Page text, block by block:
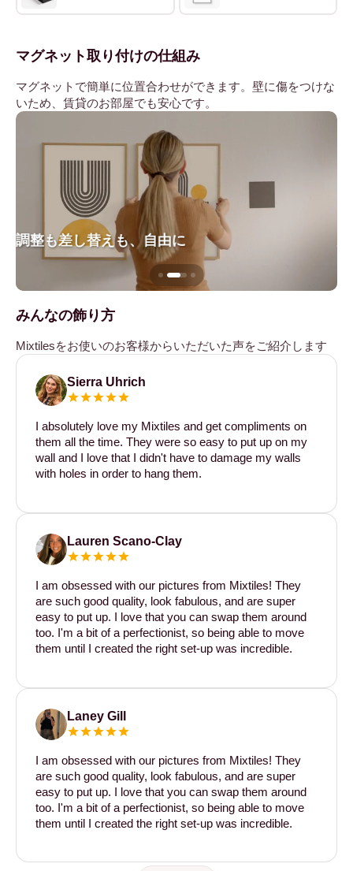
マグネット取り付けの仕組み
マグネットで簡単に位置合わせができます。壁に傷をつけな
いため、賃貸のお部屋でも安心です。
調整も差し替えも、自由に
みんなの飾り方
Mixtilesをお使いのお客様からいただいた声をご紹介します
Sierra Uhrich
I absolutely love my Mixtiles and get compliments on
them all the time. They were so easy to put up on my
wall and I love that I didn't have to damage my walls
with holes in order to hang them.
Lauren Scano-Clay
I am obsessed with our pictures from Mixtiles! They
are such good quality, look fabulous, and are super
easy to put up. I love that you can swap them around
too. I'm a bit of a perfectionist, so being able to move
them until I created the right set-up was incredible.
Laney Gill
I am obsessed with our pictures from Mixtiles! They
are such good quality, look fabulous, and are super
easy to put up. I love that you can swap them around
too. I'm a bit of a perfectionist, so being able to move
them until I created the right set-up was incredible.